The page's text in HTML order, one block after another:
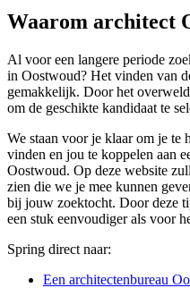
Waarom architect
Al voor een langere periode
in Oostwoud? Het vinden van
gemakkelijk. Door het
om de geschikte kandidaat te
We staan voor je klaar om je te
vinden en jou te koppelen aan
Oostwoud. Op deze website
zien die we je mee kunnen
bij jouw zoektocht. Door deze
een stuk eenvoudiger als voor
Spring direct naar:
Een architectenbureau